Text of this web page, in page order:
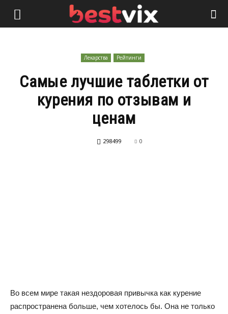
Лекарства Рейтинги
Самые лучшие таблетки от
курения по отзывам и
ценам
298499 0
Во всем мире такая нездоровая привычка как курение
распространена больше, чем хотелось бы. Она не только